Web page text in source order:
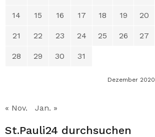
Dezember 2020
14 15 16 17 18 19 20
21 22 23 24 25 26 27
28 29 30 31
« Nov. Jan. »
St.Pauli24 durchsuchen